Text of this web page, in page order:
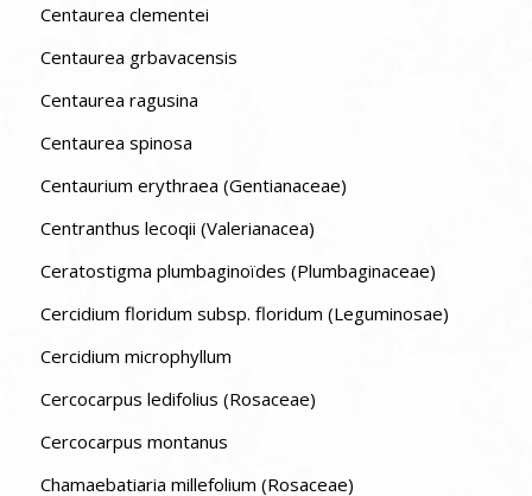
Centaurea clementei
Centaurea grbavacensis
Centaurea ragusina
Centaurea spinosa
Centaurium erythraea (Gentianaceae)
Centranthus lecoqii (Valerianacea)
Ceratostigma plumbaginoïdes (Plumbaginaceae)
Cercidium floridum subsp. floridum (Leguminosae)
Cercidium microphyllum
Cercocarpus ledifolius (Rosaceae)
Cercocarpus montanus
Chamaebatiaria millefolium (Rosaceae)